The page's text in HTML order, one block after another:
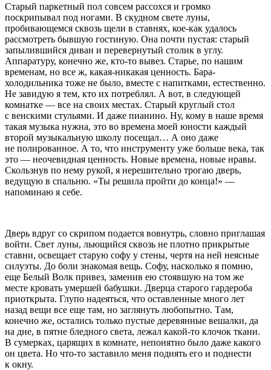
Старый паркетный пол совсем рассохся и громко
поскрипывал под ногами. В скудном свете луны,
пробивающемся сквозь щели в ставнях, кое-как удалось
рассмотреть бывшую гостиную. Она почти пустая: старый
запылившийся диван и перевернутый столик в углу.
Аппаратуру, конечно же, кто-то вывез. Старье, по нашим
временам, но все ж, какая-никакая ценность. Бара-
холодильника тоже не было, вместе с напитками, естественно.
Не завидую я тем, кто их потреблял. А вот, в следующей
комнатке — все на своих местах. Старый круглый стол
с венскими стульями. И даже пианино. Ну, кому в наше время
такая музыка нужна, это во времена моей юности каждый
второй музыкальную школу посещал… А оно даже
не полированное. А то, что инструменту уже больше века, так
это — неочевидная ценность. Новые времена, новые нравы.
Скользнув по нему рукой, я нерешительно трогаю дверь,
ведущую в спальню. «Ты решила пройти до конца!» —
напоминаю я себе.
Дверь вдруг со скрипом подается вовнутрь, словно приглашая
войти. Свет луны, льющийся сквозь не плотно прикрытые
ставни, освещает старую софу у стены, чертя на ней неясные
силуэты. До боли знакомая вещь. Софу, насколько я помню,
еще Белый Волк привез, заменив ею стоявшую на том же
месте кровать умершей бабушки. Дверца старого гардероба
приоткрыта. Глупо надеяться, что оставленные много лет
назад вещи все еще там, но заглянуть любопытно. Там,
конечно же, остались только пустые деревянные вешалки, да
на дне, в пятне бледного света, лежал какой-то клочок ткани.
В сумерках, царящих в комнате, непонятно было даже какого
он цвета. Но что-то заставило меня поднять его и поднести
к окну.